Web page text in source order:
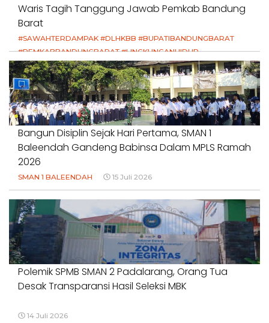
Waris Tagih Tanggung Jawab Pemkab Bandung
Barat
#SAWAHTERDAMPAK #DLHKBB #BUPATIBANDUNGBARAT
#PEMKABBANDUNGBARAT #LINGKUNGANHIDUP
#HAKPETANI #KEADILANUNTUKPETANI
#NORMALISASISALURAN #IRIGASIRUSAK
#DUGAANPENCEMARAN #AKUNTABILITASPEMERINTAH
18 Juli 2026
Bangun Disiplin Sejak Hari Pertama, SMAN 1
Baleendah Gandeng Babinsa Dalam MPLS Ramah
2026
SMAN 1 BALEENDAH 15 Juli 2026
Polemik SPMB SMAN 2 Padalarang, Orang Tua
Desak Transparansi Hasil Seleksi MBK
14 Juli 2026